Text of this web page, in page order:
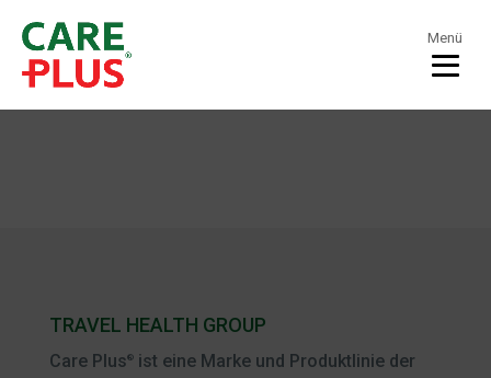
Menü
TRAVEL HEALTH GROUP
Care Plus®ist eine Marke und Produktlinie der